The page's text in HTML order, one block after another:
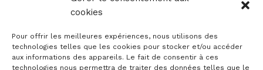
cookies
Pour offrir les meilleures expériences, nous utilisons des
technologies telles que les cookies pour stocker et/ou accéder
aux informations des appareils. Le fait de consentir à ces
technologies nous permettra de traiter des données telles que le
13100 Aix-en-Provence
✉ contact@crige-paca.org